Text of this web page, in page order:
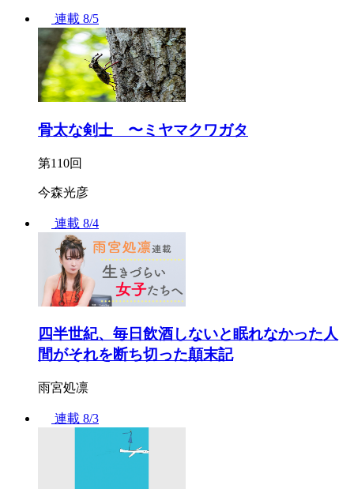
連載 8/5
骨太な剣士 〜ミヤマクワガタ
第110回
今森光彦
連載 8/4
四半世紀、毎日飲酒しないと眠れなかった人
間がそれを断ち切った顛末記
雨宮処凛
連載 8/3